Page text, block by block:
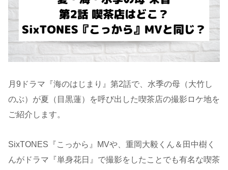
月9ドラマ『海のはじまり』第2話で、水季の母（大竹し
のぶ）が夏（目黒蓮）を呼び出した喫茶店の撮影ロケ地を
ご紹介します。
SixTONES『こっから』MVや、重岡大毅くん＆田中樹く
んがドラマ『単身花日』で撮影をしたことでも有名な喫茶